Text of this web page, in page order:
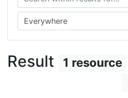
Search in...
Result 1 resource